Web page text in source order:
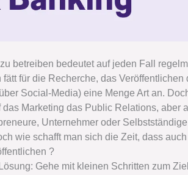
betreiben bedeutet auf jeden Fall
fätt für die Recherche, das
Social-Media) eine Menge Art an.
das Marketing das Public Relations, aber
Unternehmer oder
wie schafft man sich die Zeit, dass
?
Gehe mit kleinen Schritten zum Ziel